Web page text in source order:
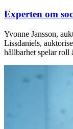
Experten om
Yvonne Jansson,
Lissdaniels,
hållbarhet spelar roll